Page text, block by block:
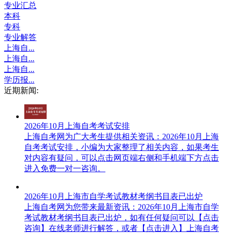
专业汇总
本科
专科
专业解答
上海自...
上海自...
上海自...
学历报...
近期新闻:
2026年10月上海自考考试安排
上海自考网​为广大考生提供相关资讯：2026年10月上海
自考考试安排，小编为大家整理了相关内容，如果考生
对内容有疑问，可以点击网页端右侧和手机端下方点击
进入免费一对一咨询。
2026年10月上海市自学考试教材考纲书目表已出炉
上海自考网为您带来最新资讯：2026年10月上海市自学
考试教材考纲书目表已出炉，如有任何疑问可以【点击
咨询】​在线老师进行解答，或者【点击进入】上海自考